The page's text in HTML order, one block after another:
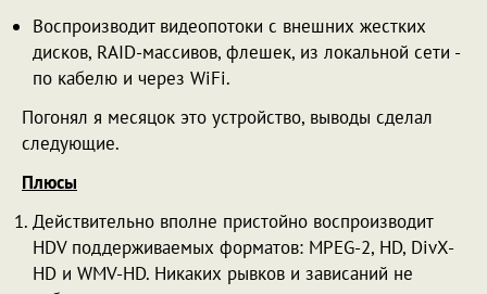
Воспроизводит видеопотоки с внешних жестких
дисков, RAID-массивов, флешек, из локальной сети -
по кабелю и через WiFi.
Погонял я месяцок это устройство, выводы сделал
следующие.
Плюсы
Действительно вполне пристойно воспроизводит
HDV поддерживаемых форматов: MPEG-2, HD, DivX-
HD и WMV-HD. Никаких рывков и зависаний не